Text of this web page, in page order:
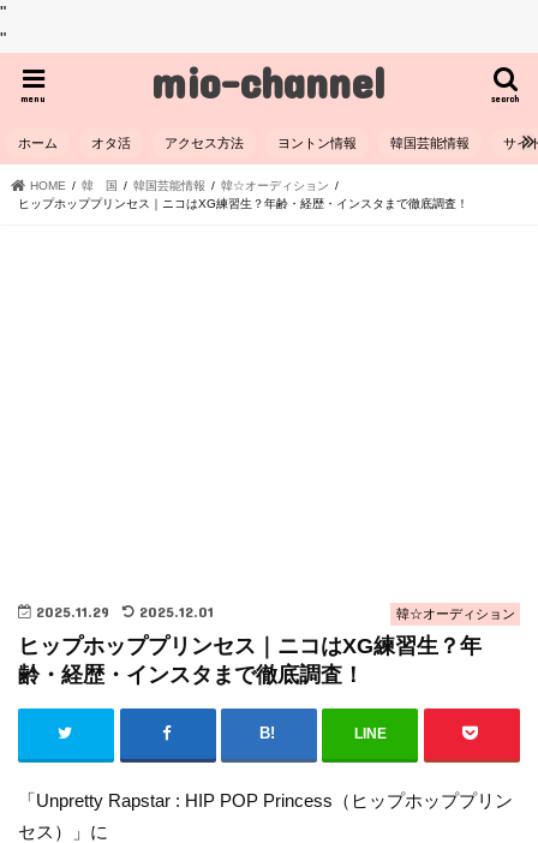
"
"
mio-channel search
menu
ホーム オタ活 アクセス方法 ヨントン情報 韓国芸能情報 サイ
HOME 韓 国 韓国芸能情報
韓☆オーディション
ヒップホッププリンセス｜ニコはXG練習生？年齢・経歴・インスタまで徹底調査！
韓☆オーディション
2025.11.29 2025.12.01
ヒップホッププリンセス｜ニコはXG練習生？年
齢・経歴・インスタまで徹底調査！
LINE
「Unpretty Rapstar : HIP POP Princess（ヒップホッププリン
セス）」に